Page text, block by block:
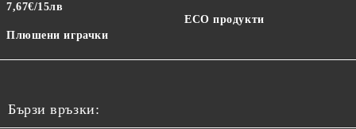
7,67€/15лв
Плюшени играчки
ECO продукти
Бързи връзки: